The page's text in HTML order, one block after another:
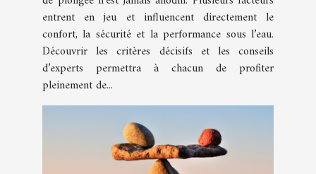
entrent en jeu et influencent directement le
confort, la sécurité et la performance sous l’eau.
Découvrir les critères décisifs et les conseils
d’experts permettra à chacun de profiter
pleinement de...